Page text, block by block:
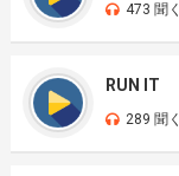
473 聞く
RUN IT
289 聞く